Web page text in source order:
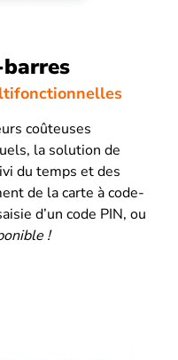
coûteuses
la solution de
du temps et des
de la carte à code-
d’un code PIN, ou
!